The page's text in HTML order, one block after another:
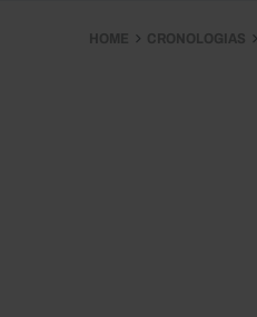
HOME CRONOLOGIAS